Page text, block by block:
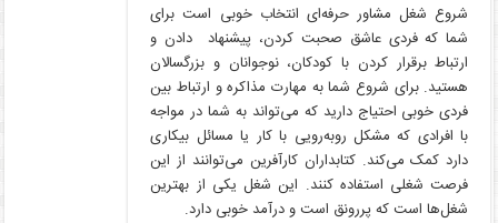
شروع شغل مشاور حرفه‌ای انتخاب خوبی است برای
شما که فردی عاشق صحبت کردن، پیشنهاد دادن و
ارتباط برقرار کردن با کودکان، نوجوانان و بزرگسالان
هستید. برای شروع شما به مهارت مذاکره و ارتباط بین
فردی خوبی احتیاج دارید که می‌تواند به شما در مواجه
با افرادی که مشکل روبه‌رویی با کار یا مسائل بیکاری
دارد کمک می‌کند. کتابداران کارآفرین می‌توانند از این
فرصت شغلی استفاده کنند. این شغل یکی از بهترین
شغل‌ها است که پررونق است و درآمد خوبی دارد.